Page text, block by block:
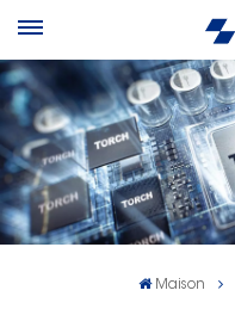
Maison